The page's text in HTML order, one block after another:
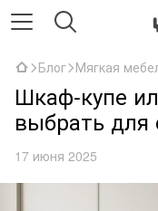
Блог Мягкая
Шкаф-купе
выбрать для
17 июня 2025